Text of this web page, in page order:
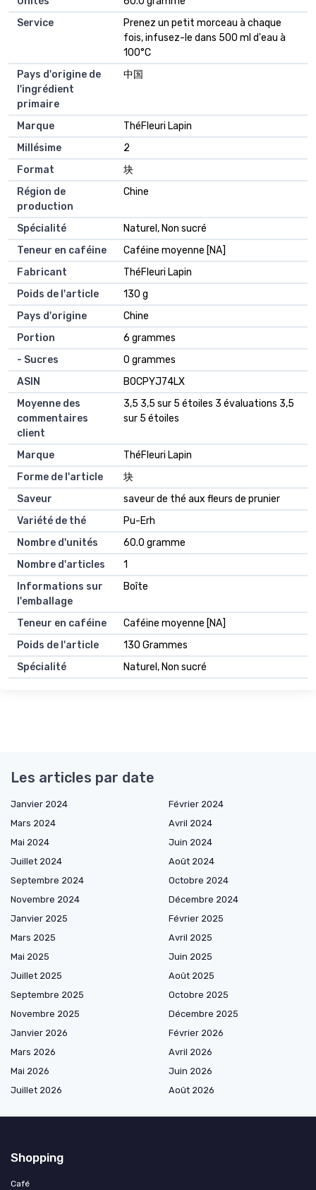
Service
‎Prenez un petit morceau à chaque
fois, infusez-le dans 500 ml d'eau à
100°C
Pays d'origine de
l'ingrédient
primaire
‎中国
Marque
‎ThéFleuri Lapin
Millésime
‎2
Format
‎块
Région de
production
‎Chine
Spécialité
‎Naturel, Non sucré
Teneur en caféine
‎Caféine moyenne [NA]
Fabricant
‎ThéFleuri Lapin
Poids de l'article
‎130 g
Pays d'origine
‎Chine
Portion
‎6 grammes
- Sucres
‎0 grammes
ASIN
B0CPYJ74LX
Moyenne des
commentaires
client
3,5 3,5 sur 5 étoiles 3 évaluations 3,5
sur 5 étoiles
Marque
ThéFleuri Lapin
Forme de l'article
块
Saveur
saveur de thé aux fleurs de prunier
Variété de thé
Pu-Erh
Nombre d'unités
60.0 gramme
Nombre d'articles
1
Informations sur
l'emballage
Boîte
Teneur en caféine
Caféine moyenne [NA]
Poids de l'article
130 Grammes
Spécialité
Naturel, Non sucré
Les articles par date
Janvier 2024
Février 2024
Mars 2024
Avril 2024
Mai 2024
Juin 2024
Juillet 2024
Août 2024
Septembre 2024
Octobre 2024
Novembre 2024
Décembre 2024
Janvier 2025
Février 2025
Mars 2025
Avril 2025
Mai 2025
Juin 2025
Juillet 2025
Août 2025
Septembre 2025
Octobre 2025
Novembre 2025
Décembre 2025
Janvier 2026
Février 2026
Mars 2026
Avril 2026
Mai 2026
Juin 2026
Juillet 2026
Août 2026
Shopping
Café